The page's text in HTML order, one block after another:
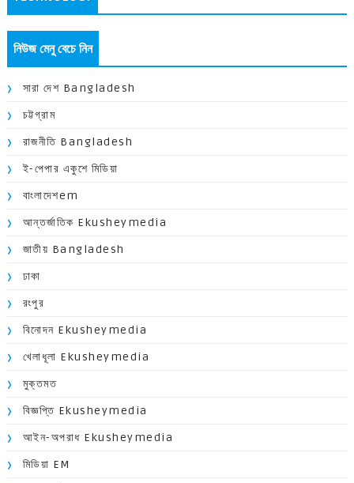
নিউজ মেনু বেচে নিন
সারা দেশ Bangladesh
চট্টগ্রাম
রাজনীতি Bangladesh
ই-পেপার একুশে মিডিয়া
বাংলাদেশem
আন্তর্জাতিক Ekusheymedia
জাতীয় Bangladesh
ঢাকা
রংপুর
বিনোদন Ekusheymedia
খেলাধূলা Ekusheymedia
মুক্তমত
বিজ্ঞপ্তি Ekusheymedia
আইন-অপরাধ Ekusheymedia
মিডিয়া EM